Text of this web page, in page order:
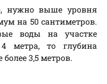
нужно выше уровня
на 50 сантиметров.
воды на участке
метра, то глубина
3,5 метров.